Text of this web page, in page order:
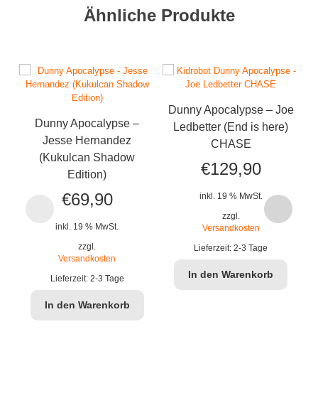
Ähnliche Produkte
Dunny Apocalypse –
Jesse Hernandez
(Kukulcan Shadow
Edition)
€69,90
inkl. 19 % MwSt.
zzgl.
Versandkosten
Lieferzeit: 2-3 Tage
In den Warenkorb
Dunny Apocalypse – Joe
Ledbetter (End is here)
CHASE
€129,90
inkl. 19 % MwSt.
zzgl.
Versandkosten
Lieferzeit:2-3 Tage
In den Warenkorb